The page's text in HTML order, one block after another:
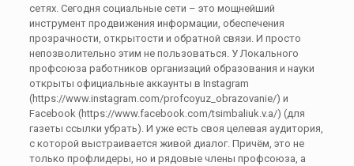
сетях. Сегодня социальные сети – это мощнейший
инструмент продвижения информации, обеспечения
прозрачности, открытости и обратной связи. И просто
непозволительно этим не пользоваться. У Локального
профсоюза работников организаций образования и науки
открыты официальные аккаунты в Instagram
(https://www.instagram.com/profcoyuz_obrazovanie/) и
Facebook (https://www.facebook.com/tsimbaliuk.v.a/) (для
газеты ссылки убрать). И уже есть своя целевая аудитория,
с которой выстраивается живой диалог. Причём, это не
только профлидеры, но и рядовые члены профсоюза, а